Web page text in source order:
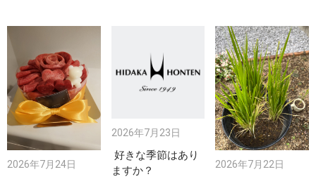
2026年7月24日
2026年7月23日
好きな季節はあり
ますか？
2026年7月22日